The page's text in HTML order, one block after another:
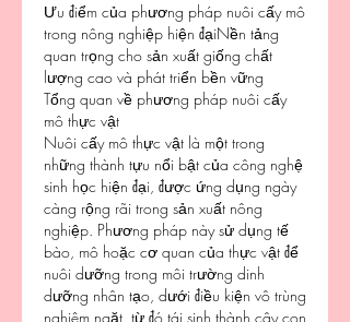
Ưu điểm của phương pháp nuôi cấy mô
trong nông nghiệp hiện đạiNền tảng
quan trọng cho sản xuất giống chất
lượng cao và phát triển bền vững
Tổng quan về phương pháp nuôi cấy
mô thực vật
Nuôi cấy mô thực vật là một trong
những thành tựu nổi bật của công nghệ
sinh học hiện đại, được ứng dụng ngày
càng rộng rãi trong sản xuất nông
nghiệp. Phương pháp này sử dụng tế
bào, mô hoặc cơ quan của thực vật để
nuôi dưỡng trong môi trường dinh
dưỡng nhân tạo, dưới điều kiện vô trùng
nghiêm ngặt, từ đó tái sinh thành cây con